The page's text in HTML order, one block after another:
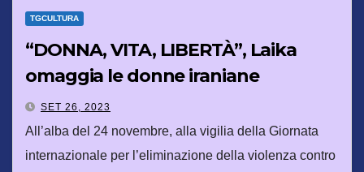
TGCULTURA
“DONNA, VITA, LIBERTÀ”, Laika
omaggia le donne iraniane
SET 26, 2023
All’alba del 24 novembre, alla vigilia della Giornata
internazionale per l’eliminazione della violenza contro